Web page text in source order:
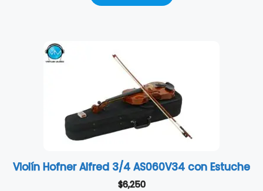
Violín Hofner Alfred 3/4 AS060V34 con Estuche
$6,250